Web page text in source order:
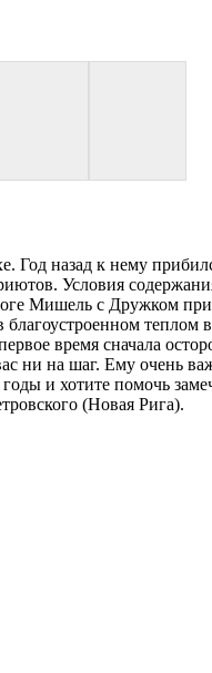
Год назад к нему
Условия
Мишель с Дружком
теплом
время сначала
ни на шаг. Ему очень
и хотите помочь
(Новая Рига).